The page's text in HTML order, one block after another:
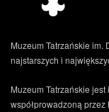
Muzeum Tatrzańskie im.
najstarszych i
Muzeum Tatrzańskie
współprowadzoną